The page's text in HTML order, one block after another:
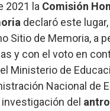
2021 la Comisión
declaró este
Sitio de Memoria, a
y con el voto en
Ministerio de
Nacional de
del